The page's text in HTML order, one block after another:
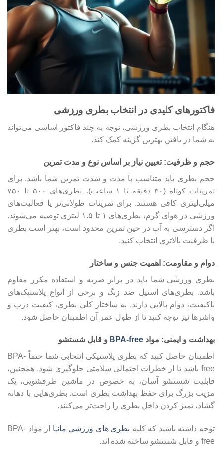
فاکتورهای کلیدی در انتخاب بطری ورزشی
هنگام انتخاب بطری ورزشی، توجه به چند فاکتور اساسی می‌تواند
به شما در یافتن بهترین گزینه کمک کند.
حجم و ظرفیت: تعیین نیاز بر اساس نوع و مدت تمرین
حجم بطری باید متناسب با مدت و شدت تمرین شما باشد. برای
تمرینات کوتاه (۳۰ دقیقه تا ۱ ساعت)، بطری‌های ۵۰۰ تا ۷۵۰
میلی‌لیتری کافی هستند. برای تمرینات طولانی‌تر یا فعالیت‌های
ورزشی در هوای گرم، بطری‌های ۱ تا ۱.۵ لیتری توصیه می‌شوند.
اگر دسترسی به آب در حین تمرین محدود است، بهتر است بطری
با ظرفیت بالاتری انتخاب کنید.
دوام و مقاومت: اهمیت جنس و ساختار
بطری ورزشی شما باید در برابر ضربه و استفاده مکرر مقاوم
باشد. بطری‌های استیل ضد زنگ و برخی از انواع پلاستیک‌های
باکیفیت، دوام بالایی دارند. به ساختار کلی بطری، کیفیت درب و
واشرها نیز توجه کنید تا از طول عمر آن اطمینان حاصل شود.
بهداشت و ایمنی: مواد BPA-free و قابل شستشو
اطمینان حاصل کنید که بطری پلاستیکی انتخابی شما حتماً BPA-
free باشد تا از خطرات احتمالی سلامتی جلوگیری شود. همچنین،
قابلیت شستشو آسان، به خصوص در ماشین ظرفشویی، یک
مزیت بزرگ برای حفظ بهداشت بطری است. بطری‌هایی با دهانه
گشاد، تمیز کردن داخل بطری را راحت‌تر می‌کنند.
توجه داشته باشید که کلیه بطری های ورزشی مانیا
از مواد BPA-
free و قابل شستشو ساخته شده اند.